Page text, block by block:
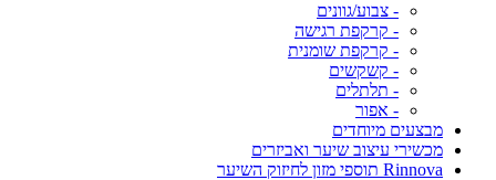
- צבוע/גוונים
- קרקפת רגישה
- קרקפת שומנית
- קשקשים
- תלתלים
- אפור
מבצעים מיוחדים
מכשירי עיצוב שיער ואביזרים
Rinnova תוספי מזון לחיזוק השיער